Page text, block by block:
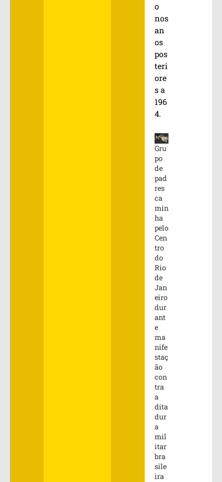
o
nos
an
os
pos
teri
ore
s a
196
4.
Gru
po
de
pad
res
ca
min
ha
pelo
Cen
tro
do
Rio
de
Jan
eiro
dur
ant
e
ma
nife
staç
ão
con
tra
a
dita
dur
a
mil
itar
bra
sile
ira